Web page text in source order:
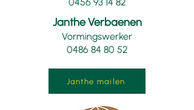
Janthe Verbaenen
Vormingswerker
0486 84 80 52
Janthe mailen